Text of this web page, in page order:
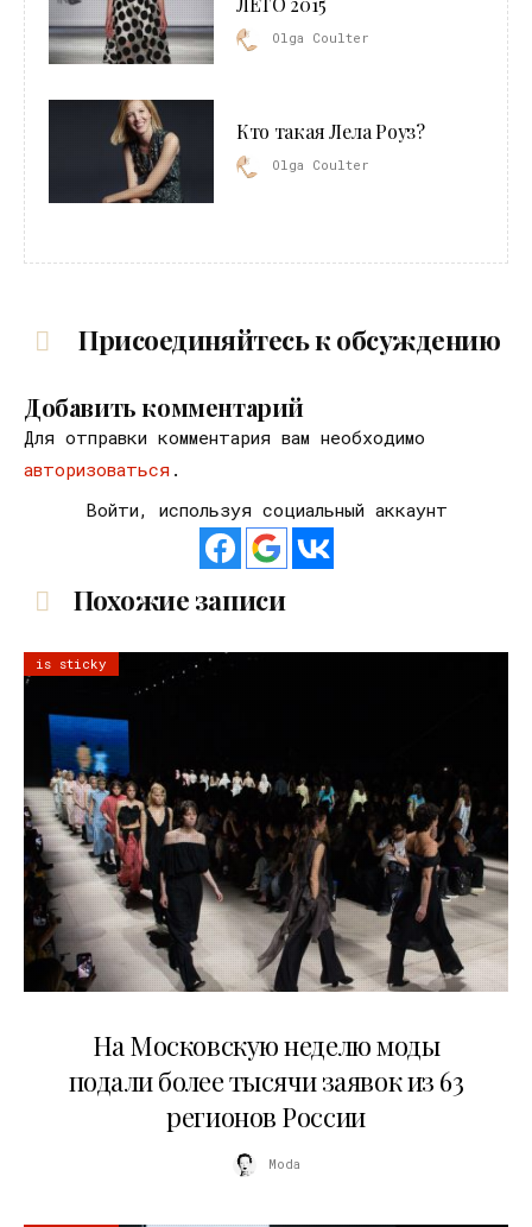
Olga Coulter
Кто такая Лела Роуз?
Olga Coulter
Присоединяйтесь к обсуждению
Добавить комментарий
Для отправки комментария вам необходимо
авторизоваться .
Войти, используя социальный аккаунт
Похожие записи
is sticky
На Московскую неделю моды
подали более тысячи заявок из 63
регионов России
Moda